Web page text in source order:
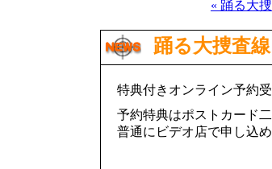
« 踊る大
踊る大捜査
特典付きオンライン予約受
予約特典はポストカード
普通にビデオ店で申し込